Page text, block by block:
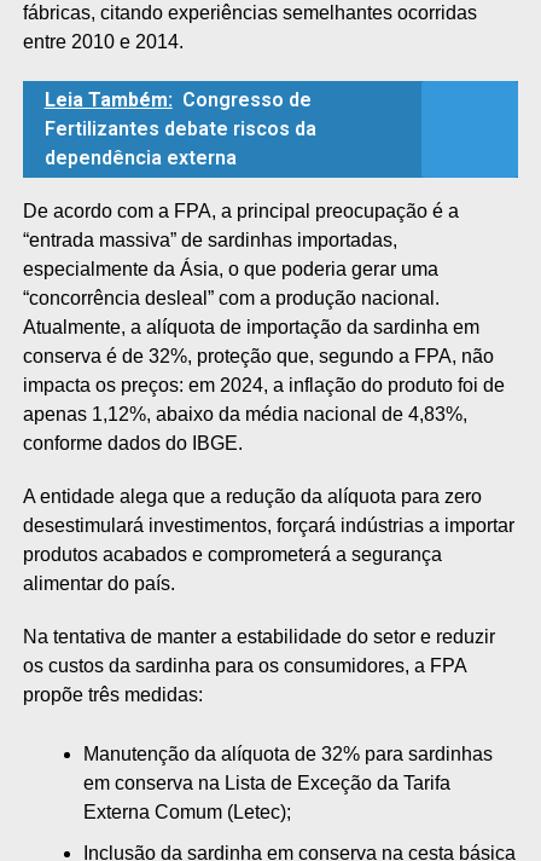
fábricas, citando experiências semelhantes ocorridas
entre 2010 e 2014.
Leia Também: Congresso de
Fertilizantes debate riscos da
dependência externa
De acordo com a FPA, a principal preocupação é a
“entrada massiva” de sardinhas importadas,
especialmente da Ásia, o que poderia gerar uma
“concorrência desleal” com a produção nacional.
Atualmente, a alíquota de importação da sardinha em
conserva é de 32%, proteção que, segundo a FPA, não
impacta os preços: em 2024, a inflação do produto foi de
apenas 1,12%, abaixo da média nacional de 4,83%,
conforme dados do IBGE.
A entidade alega que a redução da alíquota para zero
desestimulará investimentos, forçará indústrias a importar
produtos acabados e comprometerá a segurança
alimentar do país.
Na tentativa de manter a estabilidade do setor e reduzir
os custos da sardinha para os consumidores, a FPA
propõe três medidas:
Manutenção da alíquota de 32% para sardinhas
em conserva na Lista de Exceção da Tarifa
Externa Comum (Letec);
Inclusão da sardinha em conserva na cesta básica